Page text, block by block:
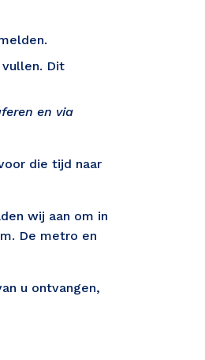
Dit
en via
die tijd naar
wij aan om in
De metro en
u ontvangen,